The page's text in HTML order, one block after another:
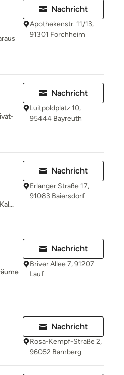
Nachricht
Apothekenstr. 11/13,
91301 Forchheim
Nachricht
Luitpoldplatz 10,
95444 Bayreuth
Nachricht
Erlanger Straße 17,
91083 Baiersdorf
Nachricht
Briver Allee 7, 91207
Lauf
Nachricht
Rosa-Kempf-Straße 2,
96052 Bamberg